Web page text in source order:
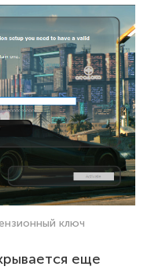
ключ
еще